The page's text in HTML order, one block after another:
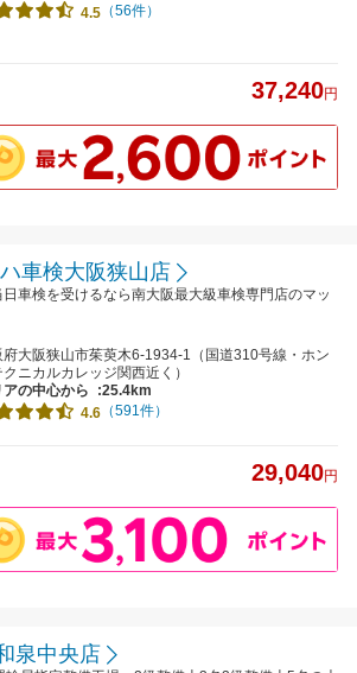
4.5 （56件）
37,240円
車検大阪狭山店
車検を受けるなら南大阪最大級車検専門店のマッ
府大阪狭山市茱萸木6-1934-1（国道310号線・ホン
クニカルカレッジ関西近く）
アの中心から
:25.4km
4.6 （591件）
29,040円
泉中央店